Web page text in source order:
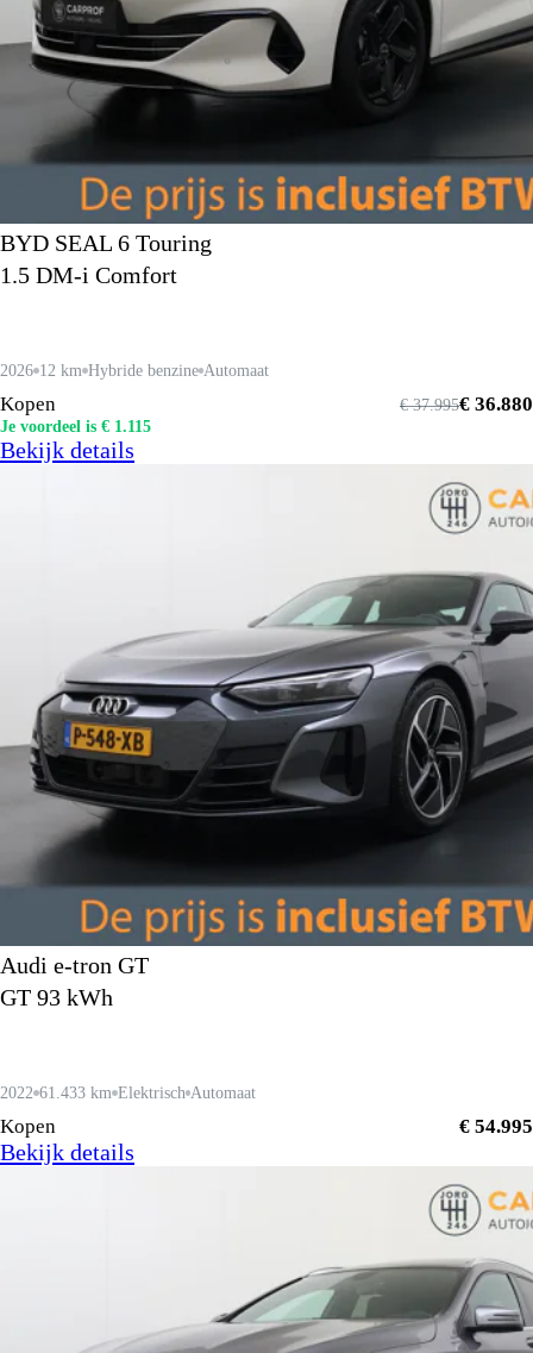
BYD SEAL 6 Touring
1.5 DM-i Comfort
2026 12 km Hybride benzine Automaat
Kopen € 36.880
€ 37.995
Je voordeel is € 1.115
Bekijk details
Audi e-tron GT
GT 93 kWh
2022 61.433 km Elektrisch Automaat
Kopen € 54.995
Bekijk details